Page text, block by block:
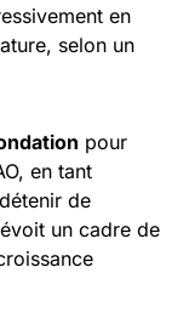
en
selon un
pour
en tant
de
un cadre de